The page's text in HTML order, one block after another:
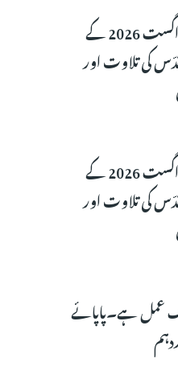
آج مورخہ 8 اگست 2026 کے
کی تلاوت اور
آج مورخہ 6 اگست 2026 کے
کی تلاوت اور
عمل ہے۔پاپائے